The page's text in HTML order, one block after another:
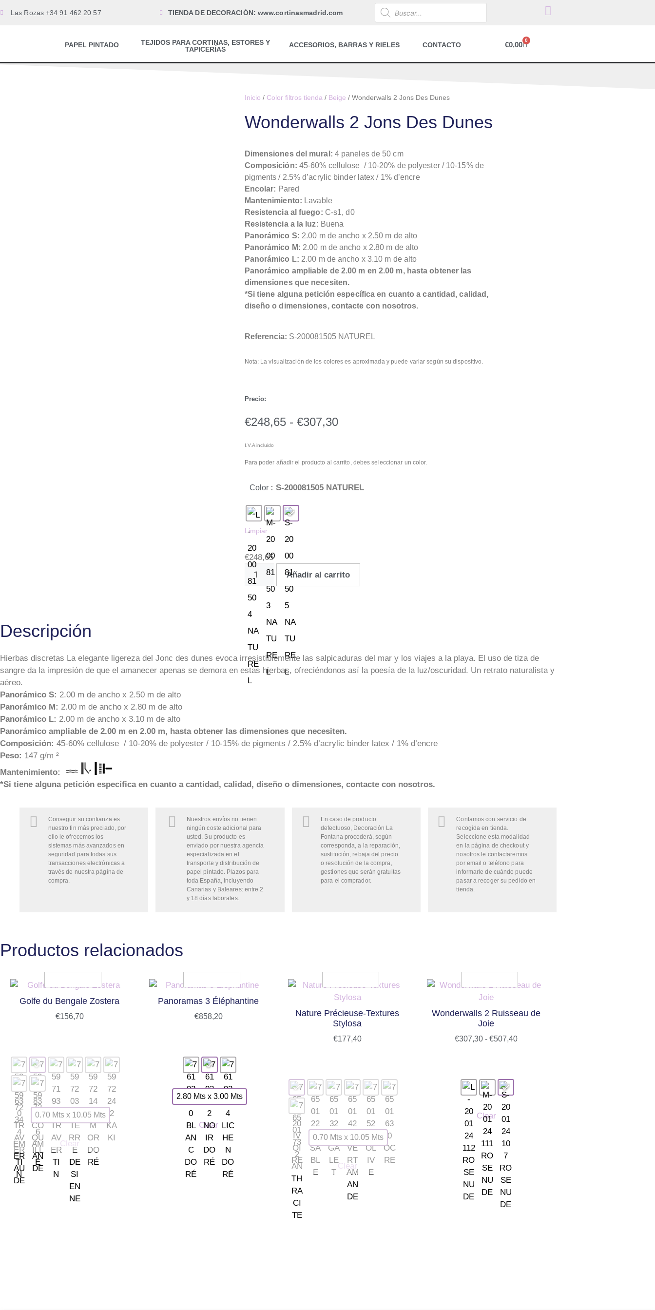
Las Rozas +34 91 462 20 57 TIENDA DE DECORACIÓN: www.cortinasmadrid.com
PAPEL PINTADO
TEJIDOS PARA CORTINAS, ESTORES Y
TAPICERÍAS
ACCESORIOS, BARRAS Y RIELES CONTACTO €0,00 0
Inicio / Color filtros tienda / Beige / Wonderwalls 2 Jons Des Dunes
Wonderwalls 2 Jons Des Dunes
Dimensiones del mural: 4 paneles de 50 cm
Composición: 45-60% cellulose / 10-20% de polyester / 10-15% de
pigments / 2.5% d’acrylic binder latex / 1% d’encre
Encolar: Pared
Mantenimiento: Lavable
Resistencia al fuego: C-s1, d0
Resistencia a la luz: Buena
Panorámico S: 2.00 m de ancho x 2.50 m de alto
Panorámico M: 2.00 m de ancho x 2.80 m de alto
Panorámico L: 2.00 m de ancho x 3.10 m de alto
Panorámico ampliable de 2.00 m en 2.00 m, hasta obtener las
dimensiones que necesiten.
*Si tiene alguna petición específica en cuanto a cantidad, calidad,
diseño o dimensiones, contacte con nosotros.
Referencia: S-200081505 NATUREL
Nota: La visualización de los colores es aproximada y puede variar según su dispositivo.
Precio:
€248,65 - €307,30
I.V.A incluido
Para poder añadir el producto al carrito, debes seleccionar un color.
Color : S-200081505 NATUREL
Limpiar
€248,65
Añadir al carrito
Descripción
Hierbas discretas La elegante ligereza del Jonc des dunes evoca irresistiblemente las salpicaduras del mar y los viajes a la playa. El uso de tiza de
sangre da la impresión de que el amanecer apenas se demora en estas hierbas, ofreciéndonos así la poesía de la luz/oscuridad. Un retrato naturalista y
aéreo.
Panorámico S: 2.00 m de ancho x 2.50 m de alto
Panorámico M: 2.00 m de ancho x 2.80 m de alto
Panorámico L: 2.00 m de ancho x 3.10 m de alto
Panorámico ampliable de 2.00 m en 2.00 m, hasta obtener las dimensiones que necesiten.
Composición: 45-60% cellulose / 10-20% de polyester / 10-15% de pigments / 2.5% d’acrylic binder latex / 1% d’encre
Peso: 147 g/m ²
Mantenimiento:
*Si tiene alguna petición específica en cuanto a cantidad, calidad, diseño o dimensiones, contacte con nosotros.
Conseguir su confianza es
nuestro fin más preciado, por
ello le ofrecemos los
sistemas más avanzados en
seguridad para todas sus
transacciones electrónicas a
través de nuestra página de
compra.
Nuestros envíos no tienen
ningún coste adicional para
usted. Su producto es
enviado por nuestra agencia
especializada en el
transporte y distribución de
papel pintado. Plazos para
toda España, incluyendo
Canarias y Baleares: entre 2
y 18 días laborales.
En caso de producto
defectuoso, Decoración La
Fontana procederá, según
corresponda, a la reparación,
sustitución, rebaja del precio
o resolución de la compra,
gestiones que serán gratuitas
para el comprador.
Contamos con servicio de
recogida en tienda.
Seleccione esta modalidad
en la página de checkout y
nosotros le contactaremos
por email o teléfono para
informarle de cuándo puede
pasar a recoger su pedido en
tienda.
Productos relacionados
Golfe du Bengale Zostera
€156,70
0.70 Mts x 10.05 Mts
Clear
Panoramas 3 Éléphantine
€858,20
2.80 Mts x 3.00 Mts
Clear
Nature Précieuse-Textures
Stylosa
€177,40
0.70 Mts x 10.05 Mts
Clear
Wonderwalls 2 Ruisseau de
Joie
€307,30 - €507,40
Clear